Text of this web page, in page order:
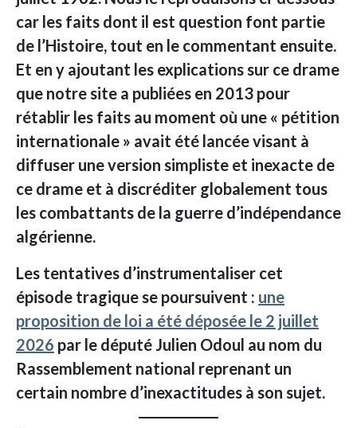
car les faits dont il est question font partie
de l’Histoire, tout en le commentant ensuite.
Et en y ajoutant les explications sur ce drame
que notre site a publiées en 2013 pour
rétablir les faits au moment où une « pétition
internationale » avait été lancée visant à
diffuser une version simpliste et inexacte de
ce drame et à discréditer globalement tous
les combattants de la guerre d’indépendance
algérienne.
Les tentatives d’instrumentaliser cet
épisode tragique se poursuivent : une
proposition de loi a été déposée le 2 juillet
2026 par le député Julien Odoul au nom du
Rassemblement national reprenant un
certain nombre d’inexactitudes à son sujet.